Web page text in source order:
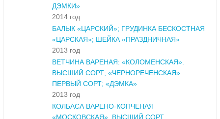
ДЭМКИ»
2014 год
БАЛЫК «ЦАРСКИЙ»; ГРУДИНКА БЕСКОСТНАЯ
«ЦАРСКАЯ»; ШЕЙКА «ПРАЗДНИЧНАЯ»
2013 год
ВЕТЧИНА ВАРЕНАЯ: «КОЛОМЕНСКАЯ».
ВЫСШИЙ СОРТ; «ЧЕРНОРЕЧЕНСКАЯ».
ПЕРВЫЙ СОРТ; «ДЭМКА»
2013 год
КОЛБАСА ВАРЕНО-КОПЧЕНАЯ
«МОСКОВСКАЯ». ВЫСШИЙ СОРТ